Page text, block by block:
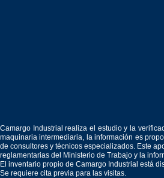
Camargo Industrial realiza el estudio y la
maquinaria intermediaria, la información es
de consultores y técnicos especializados. Este
reglamentarias del Ministerio de Trabajo y la
El inventario propio de Camargo Industrial está
Se requiere cita previa para las visitas.